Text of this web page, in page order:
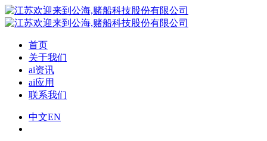
首页
关于我们
ai资讯
ai应用
联系我们
中文EN